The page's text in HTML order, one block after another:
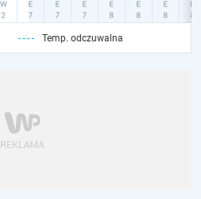
Temp. odczuwalna